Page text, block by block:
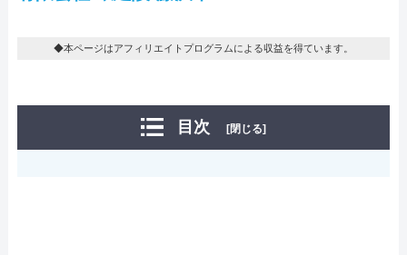
◆本ページはアフィリエイトプログラムによる収益を得ています。
目次 [閉じる]